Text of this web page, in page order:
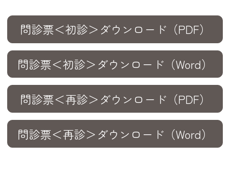
問診票＜初診＞ダウンロード（PDF）
問診票＜初診＞ダウンロード（Word）
問診票＜再診＞ダウンロード（PDF）
問診票＜再診＞ダウンロード（Word）